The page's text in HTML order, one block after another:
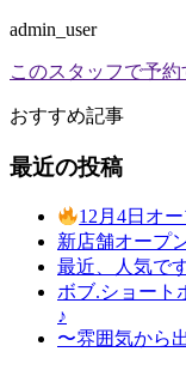
admin_user
このスタッフで予約
おすすめ記事
最近の投稿
12月4日オ
新店舗オープ
最近、人気で
ボブ.ショート
♪
〜雰囲気から